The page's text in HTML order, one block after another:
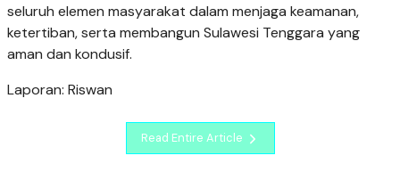
seluruh elemen masyarakat dalam menjaga keamanan,
ketertiban, serta membangun Sulawesi Tenggara yang
aman dan kondusif.
Laporan: Riswan
Read Entire Article